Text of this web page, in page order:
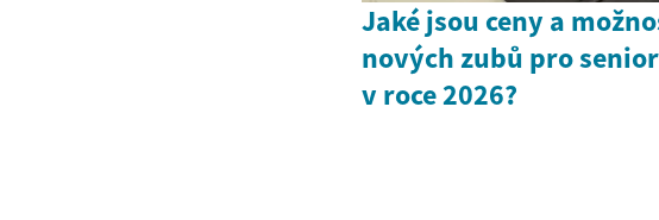
Jaké jsou ceny a
nových zubů pro
v roce 2026?